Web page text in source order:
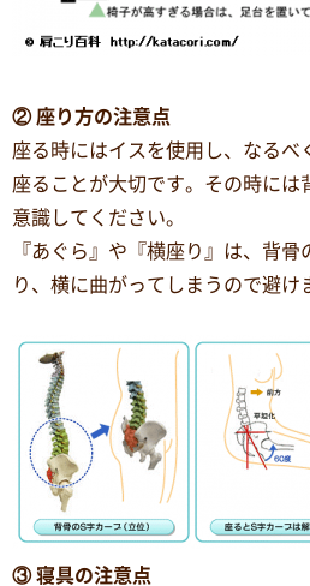
② 座り方の注意点
座る時にはイスを使用し、なるべ
座ることが大切です。その時には
意識してください。
『あぐら』や『横座り』は、背
り、横に曲がってしまうので避け
③ 寝具の注意点